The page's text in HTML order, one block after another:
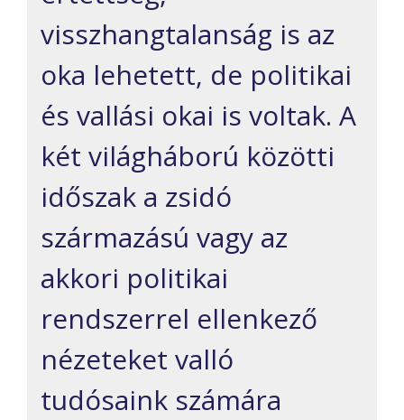
visszhangtalanság is az
oka lehetett, de politikai
és vallási okai is voltak. A
két világháború közötti
időszak a zsidó
származású vagy az
akkori politikai
rendszerrel ellenkező
nézeteket valló
tudósaink számára